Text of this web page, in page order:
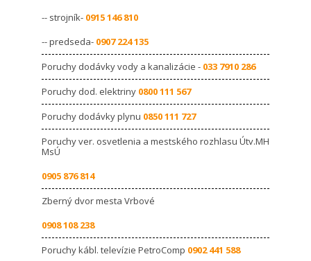
-- strojník- 0915 146 810
-- predseda- 0907 224 135
Poruchy dodávky vody a kanalizácie - 033 7910 286
Poruchy dod. elektriny 0800 111 567
Poruchy dodávky plynu 0850 111 727
Poruchy ver. osvetlenia a mestského rozhlasu Útv.MH
MsÚ
0905 876 814
Zberný dvor mesta Vrbové
0908 108 238
Poruchy kábl. televízie PetroComp 0902 441 588